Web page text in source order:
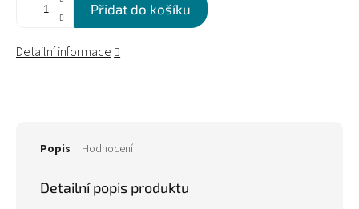
Přidat do košíku
Detailní informace
Popis Hodnocení
Detailní popis produktu